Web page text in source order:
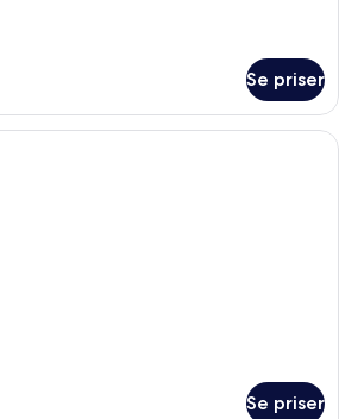
Se priser
Ett hotellrum med en stor säng, ett
Se priser